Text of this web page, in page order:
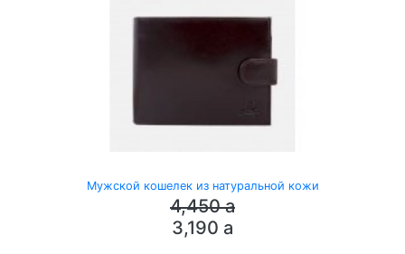
Мужской кошелек из натуральной кожи
4,450a
3,190 a